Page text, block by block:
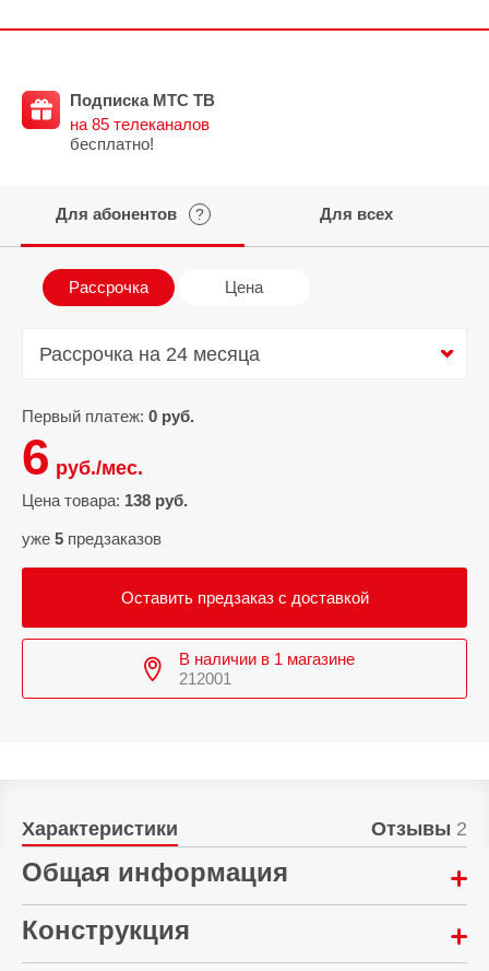
Подписка МТС ТВ
на 85 телеканалов
бесплатно!
Для абонентов ? Для всех
Рассрочка Цена
Рассрочка на 24 месяца
Первый платеж: 0 руб.
6 руб./мес.
Цена товара: 138 руб.
уже 5 предзаказов
Оставить предзаказ с доставкой
В наличии в 1 магазине
212001
Характеристики Отзывы 2
Общая информация
Материал корпуса:
Пластик
Конструкция